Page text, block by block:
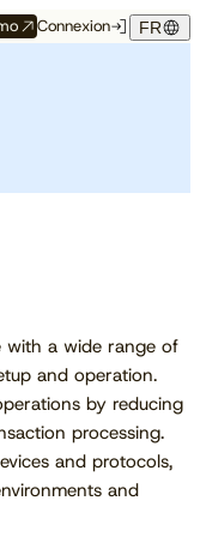
Connexion FR
En savoir plus
with a wide range of
and operation.
by reducing
processing.
and protocols,
and